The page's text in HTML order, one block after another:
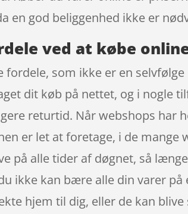
en god beliggenhed ikke er
ved at købe
som ikke er en
dit køb på nettet, og i nogle
returtid. Når webshops har
er let at foretage, i de mange
på alle tider af døgnet, så
ikke kan bære alle din varer på
hjem til dig, eller de kan